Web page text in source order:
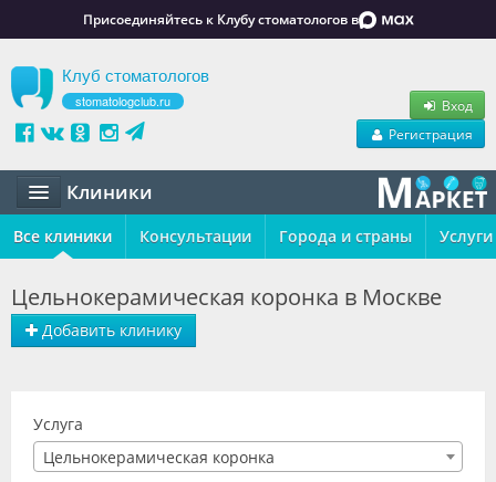
Присоединяйтесь к Клубу стоматологов в
Клуб стоматологов
stomatologclub.ru
Вход
Регистрация
Клиники
Статьи
Обучение
Резюме
Объявления
Все клиники Консультации Города и страны Услуги
Добавить клинику
Цельнокерамическая коронка в Москве
Услуга
Цельнокерамическая коронка